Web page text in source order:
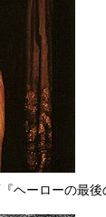
ヘーローの最